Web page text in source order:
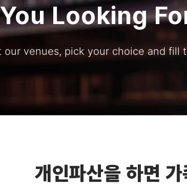
Looking
our venues, pick your choice and fill
개인파산을 하면